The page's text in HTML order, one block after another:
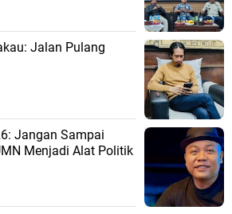
Jalan Pulang
Jangan Sampai
Menjadi Alat Politik